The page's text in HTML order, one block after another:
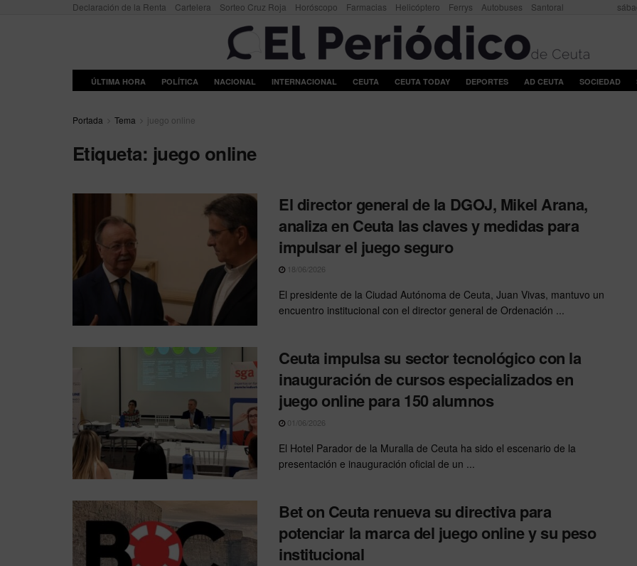
Declaración de la Renta Cartelera Sorteo Cruz Roja Horóscopo Farmacias Helicóptero Ferrys Autobuses Santoral
ÚLTIMA HORA POLÍTICA NACIONAL INTERNACIONAL CEUTA CEUTA TODAY DEPORTES AD CEUTA SOCIEDAD
Portada Tema juego online
Etiqueta: juego online
El director general de la DGOJ, Mikel Arana,
analiza en Ceuta las claves y medidas para
impulsar el juego seguro
18/06/2026
El presidente de la Ciudad Autónoma de Ceuta, Juan Vivas, mantuvo un
encuentro institucional con el director general de Ordenación ...
Ceuta impulsa su sector tecnológico con la
inauguración de cursos especializados en
juego online para 150 alumnos
01/06/2026
El Hotel Parador de la Muralla de Ceuta ha sido el escenario de la
presentación e inauguración oficial de un ...
Bet on Ceuta renueva su directiva para
potenciar la marca del juego online y su peso
institucional